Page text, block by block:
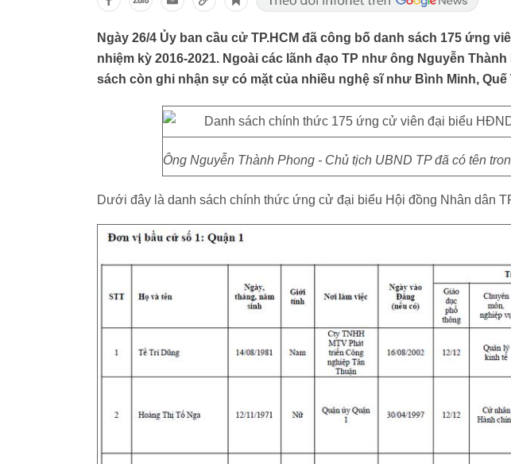
Ngày 26/4 Ủy ban cầu cử TP.HCM đã công bố danh sách 175 ứng
nhiệm kỳ 2016-2021. Ngoài các lãnh đạo TP như ông Nguyễn
sách còn ghi nhận sự có mặt của nhiều nghệ sĩ như Bình Minh, Quế
Ông Nguyễn Thành Phong - Chủ tịch UBND TP đã có tên
Dưới đây là danh sách chính thức ứng cử đại biểu Hội đồng Nhân dân